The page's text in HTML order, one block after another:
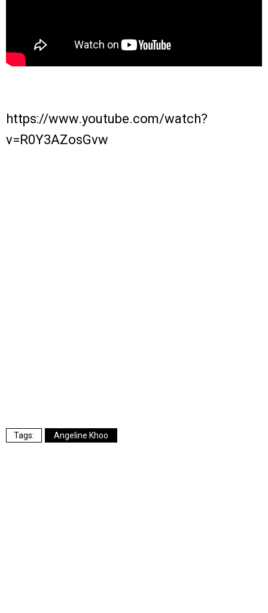
https://www.youtube.com/watch?
v=R0Y3AZosGvw
Angeline Khoo